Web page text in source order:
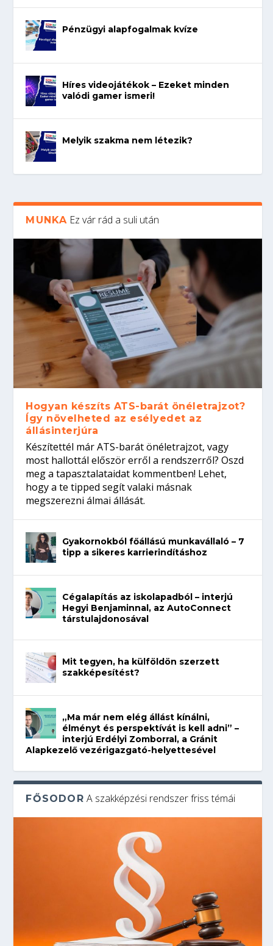
Pénzügyi alapfogalmak kvíze
Híres videojátékok – Ezeket minden
valódi gamer ismeri!
Melyik szakma nem létezik?
MUNKA Ez vár rád a suli után
Hogyan készíts ATS-barát önéletrajzot?
Így növelheted az esélyedet az
állásinterjúra
Készítettél már ATS-barát önéletrajzot, vagy
most hallottál először erről a rendszerről? Oszd
meg a tapasztalataidat kommentben! Lehet,
hogy a te tipped segít valaki másnak
megszerezni álmai állását.
Gyakornokból főállású munkavállaló – 7
tipp a sikeres karrierindításhoz
Cégalapítás az iskolapadból – interjú
Hegyi Benjaminnal, az AutoConnect
társtulajdonosával
Mit tegyen, ha külföldön szerzett
szakképesítést?
„Ma már nem elég állást kínálni,
élményt és perspektívát is kell adni” –
interjú Erdélyi Zomborral, a Gránit
Alapkezelő vezérigazgató-helyettesével
FŐSODOR A szakképzési rendszer friss témái